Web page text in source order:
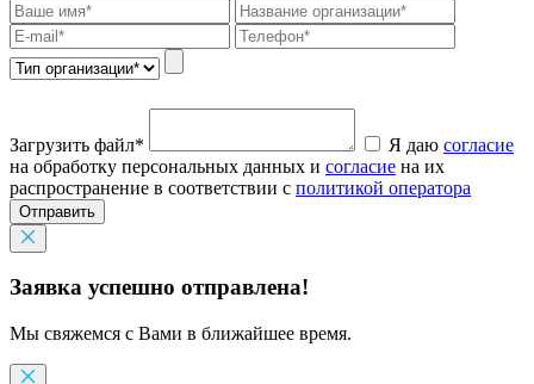
Загрузить файл* Я даю согласие
на обработку персональных данных и согласие на их
распространение в соответствии с политикой оператора
Отправить
Заявка успешно отправлена!
Мы свяжемся с Вами в ближайшее время.